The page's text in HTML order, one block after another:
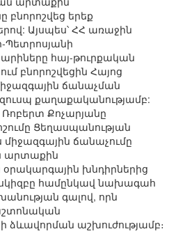
բնորոշվեց երեք
Այսպես՝ ՀՀ առաջին
հայ-թուրքական
բնորոշվեցին Հայոց
ճանաչման
քաղաքականությամբ:
Քոչարյանը
Ցեղասպանության
միջազգային ճանաչումը
արտաքին
խնդիրներից
սկիզբը համընկավ նախագահ
գալով, որն
ձևավորման աշխուժությամբ։